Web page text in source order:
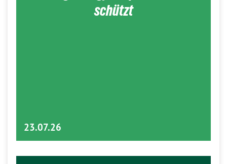
schützt
23.07.26